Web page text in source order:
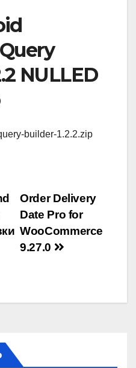
NULLED
builder-1.2.2.zip
Order Delivery
Date Pro for
WooCommerce
9.27.0